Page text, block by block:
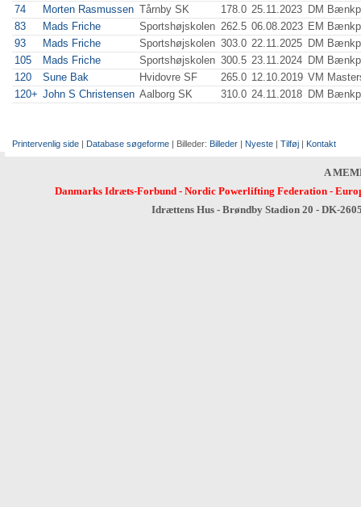
74
Morten Rasmussen Tårnby SK 178.0 25.11.2023 DM
83
Mads Friche Sportshøjskolen 262.5 06.08.2023 EM
93
Mads Friche Sportshøjskolen 303.0 22.11.2025 DM
105
Mads Friche Sportshøjskolen 300.5 23.11.2024 DM
120
Sune Bak Hvidovre SF 265.0 12.10.2019 VM
120+ John S Christensen Aalborg SK 310.0 24.11.2018 DM
Printervenlig side | Database søgeforme | Billeder: Billeder | Nyeste | Tilføj | Kontakt
A
Danmarks Idræts-Forbund- Nordic Powerlifting Federation-
Idrættens Hus - Brøndby Stadion 20 - DK-